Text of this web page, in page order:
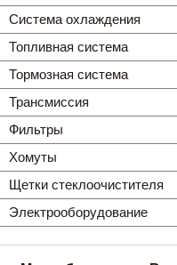
Система охлаждения
Топливная система
Тормозная система
Трансмиссия
Фильтры
Хомуты
Щетки стеклоочистителя
Электрооборудование